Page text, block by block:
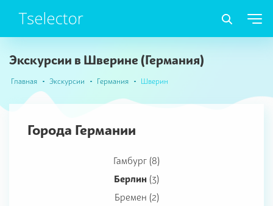
Экскурсии в Шверине (Германия)
Главная Экскурсии Германия Шверин
Города Германии
Гамбург (8)
Берлин (3)
Бремен (2)